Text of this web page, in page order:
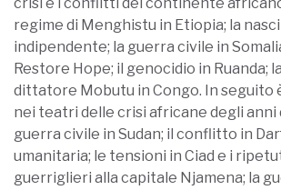
crisi e i conflitti del continente
regime di Menghistu in Etiopia; la
indipendente; la guerra civile in
Restore Hope; il genocidio in Ruanda;
dittatore Mobutu in Congo. In seguito
nei teatri delle crisi africane degli anni
guerra civile in Sudan; il conflitto in
umanitaria; le tensioni in Ciad e i
guerriglieri alla capitale Njamena; la